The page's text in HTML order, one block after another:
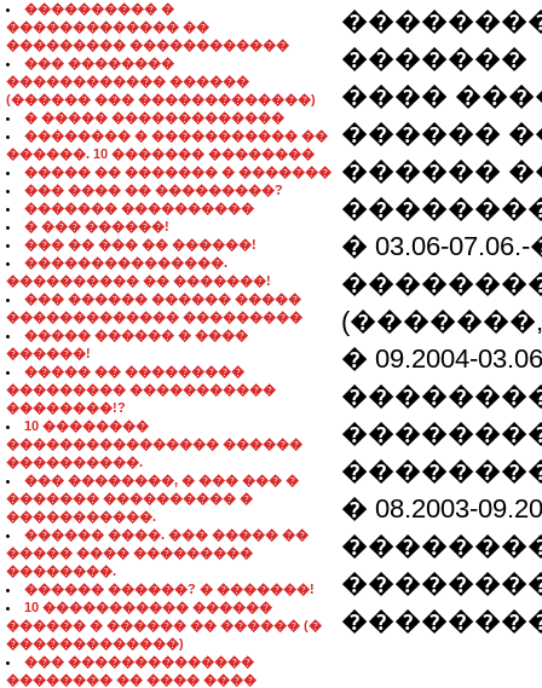
���������� �
������������� ��
��������� ������������
��� ��������
������������ ������
(������ ��� �������������)
� ����� �������������
�������� � ����������� ��
������. 10 ������� ��������
����� �� ������� � �������
��� ���� �� ���������?
������� ����������
� ��� ������!
��� �� ��� �� ������!
���������������.
���������� �� �������!
��� ������ ������ �����
������������� ���������
����� ������ � ����
������!
����� �� ���������
��������� �����������
��������!?
10 ��������
���������������� ������
����������.
��� ��������, � ��� ��� �
������� ���������� �
�����������.
������ ����. ��� ����� ��
����� ���� ���������
��������.
������ ������? � �������!
10 ����������� ������
������ � ������ �� ������ (�
�������������)
��� ��������������
�������� �� ���� ����
�������
����
������
������
� 03.06-
� 09.2004-
� 08.2003-